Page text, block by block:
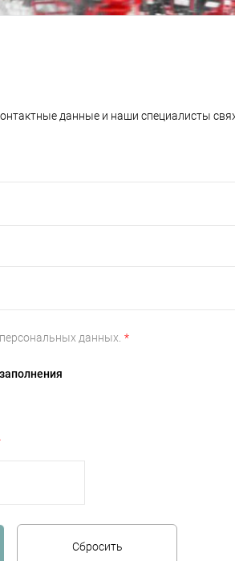
данные и наши специалисты
данных. *